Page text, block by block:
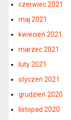
czerwiec 2021
maj 2021
kwiecień 2021
marzec 2021
luty 2021
styczeń 2021
grudzień 2020
listopad 2020